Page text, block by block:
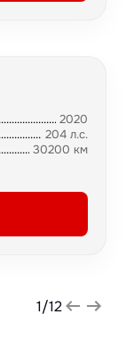
2020
204 л.с.
30200 км
1/12